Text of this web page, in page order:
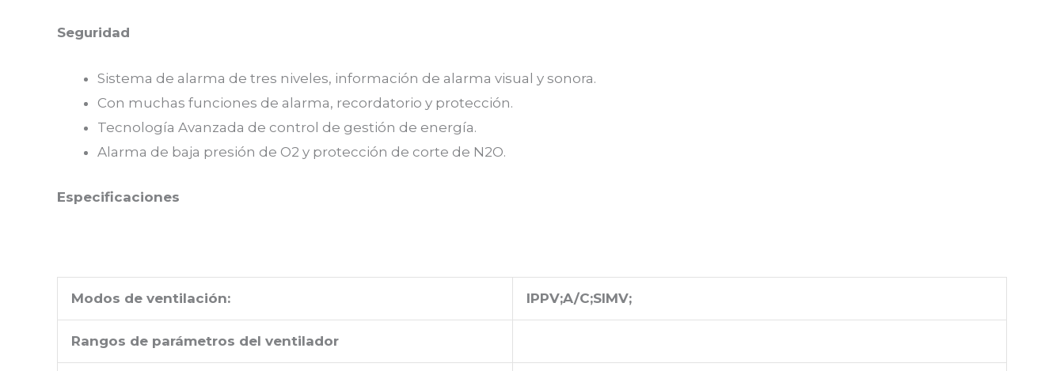
Seguridad
Sistema de alarma de tres niveles, información de alarma visual y sonora.
Con muchas funciones de alarma, recordatorio y protección.
Tecnología Avanzada de control de gestión de energía.
Alarma de baja presión de O2 y protección de corte de N2O.
Especificaciones
Modos de ventilación: IPPV;A/C;SIMV;
Rangos de parámetros del ventilador